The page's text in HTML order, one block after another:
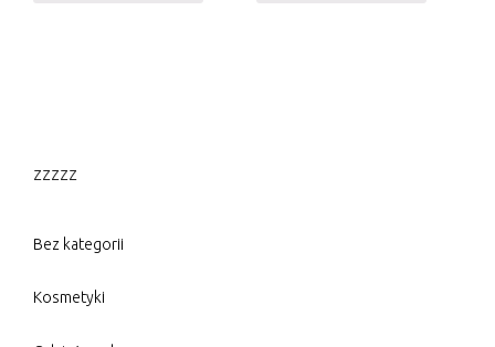
zzzzz
Bez kategorii
Kosmetyki